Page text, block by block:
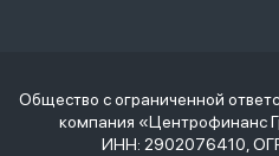
Общество с ограниченной
компания «Центрофинанс
ИНН: 2902076410,